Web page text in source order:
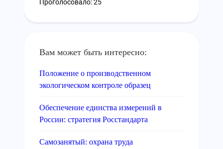
Проголосовало: 25
Вам может быть интересно:
Положение о производственном
экологическом контроле образец
Обеспечение единства измерений в
России: стратегия Росстандарта
Самозанятый: охрана труда